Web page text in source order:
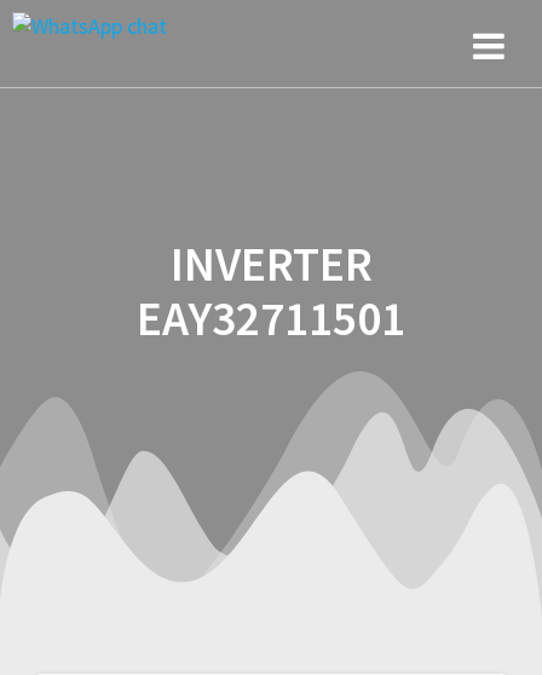
INVERTER
EAY32711501